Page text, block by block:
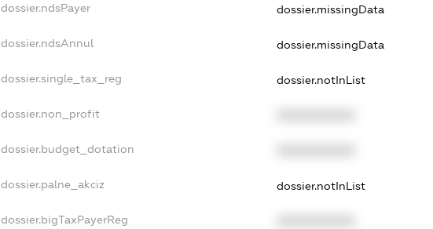
dossier.ndsPayer dossier.missingData
dossier.ndsAnnul dossier.missingData
dossier.single_tax_reg dossier.notInList
dossier.non_profit
dossier.budget_dotation
dossier.palne_akciz dossier.notInList
dossier.bigTaxPayerReg